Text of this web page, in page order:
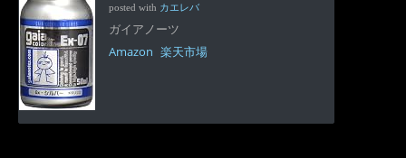
posted with カエレバ
ガイアノーツ
Amazon 楽天市場